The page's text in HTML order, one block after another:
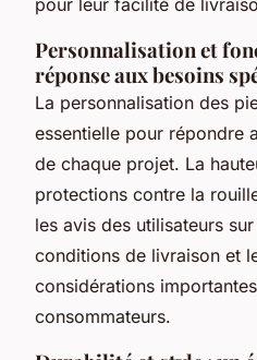
Personnalisation et
réponse aux besoins
La personnalisation des
essentielle pour répondre
de chaque projet. La
protections contre la
les avis des utilisateurs
conditions de livraison et
considérations
consommateurs.